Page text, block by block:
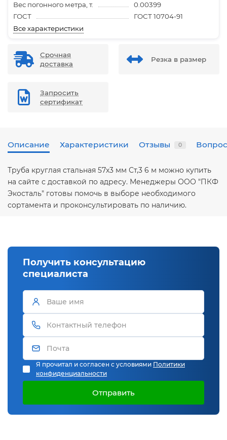
Вес погонного метра, т.
0.00399
ГОСТ
ГОСТ 10704-91
Все характеристики
Срочная
доставка
Резка в размер
Запросить
сертификат
Описание Характеристики Отзывы 0
Труба круглая стальная 57х3 мм Ст,3 6 м можно купить
на сайте с доставкой по адресу. Менеджеры ООО "ПКФ
Экосталь" готовы помочь в выборе необходимого
сортамента и проконсультировать по наличию.
Получить консультацию
специалиста
Я прочитал и согласен с условиями Политики
конфиденциальности
Отправить